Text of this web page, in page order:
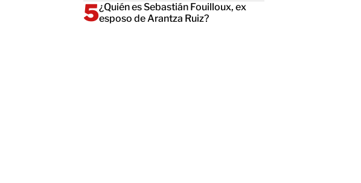
¿Quién es Sebastián Fouilloux, ex
esposo de Arantza Ruiz?